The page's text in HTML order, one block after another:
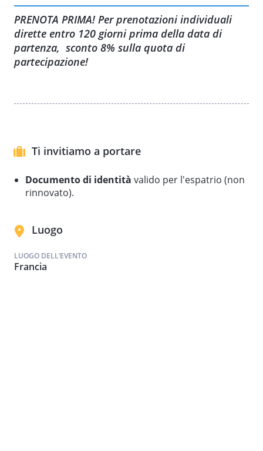
7 – 13 settembre
17 – 23 ottobre
Visita il nostro Sito per tutte le altre informazioni:
CLICCA QUI
PRENOTA PRIMA! Per prenotazioni individuali
dirette entro 120 giorni prima della data di
partenza, sconto 8% sulla quota di
partecipazione!
Ti invitiamo a portare
Documento di identità valido per l'espatrio (non
rinnovato).
Luogo
LUOGO DELL’EVENTO
Francia